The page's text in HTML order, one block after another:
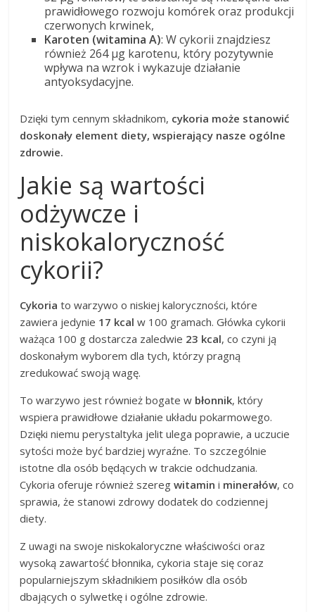
prawidłowego rozwoju komórek oraz produkcji
czerwonych krwinek,
Karoten (witamina A): W cykorii znajdziesz
również 264 µg karotenu, który pozytywnie
wpływa na wzrok i wykazuje działanie
antyoksydacyjne.
Dzięki tym cennym składnikom, cykoria może stanowić
doskonały element diety, wspierający nasze ogólne
zdrowie.
Jakie są wartości
odżywcze i
niskokaloryczność
cykorii?
Cykoria to warzywo o niskiej kaloryczności, które
zawiera jedynie 17 kcal w 100 gramach. Główka cykorii
ważąca 100 g dostarcza zaledwie 23 kcal, co czyni ją
doskonałym wyborem dla tych, którzy pragną
zredukować swoją wagę.
To warzywo jest również bogate w błonnik, który
wspiera prawidłowe działanie układu pokarmowego.
Dzięki niemu perystaltyka jelit ulega poprawie, a uczucie
sytości może być bardziej wyraźne. To szczególnie
istotne dla osób będących w trakcie odchudzania.
Cykoria oferuje również szeregwitamin i minerałów, co
sprawia, że stanowi zdrowy dodatek do codziennej
diety.
Z uwagi na swoje niskokaloryczne właściwości oraz
wysoką zawartość błonnika, cykoria staje się coraz
popularniejszym składnikiem posiłków dla osób
dbających o sylwetkę i ogólne zdrowie.